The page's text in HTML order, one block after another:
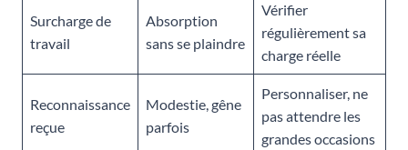
Surcharge de
travail
Absorption
sans se plaindre
Vérifier
régulièrement sa
charge réelle
Reconnaissance
reçue
Modestie, gêne
parfois
Personnaliser, ne
pas attendre les
grandes occasions